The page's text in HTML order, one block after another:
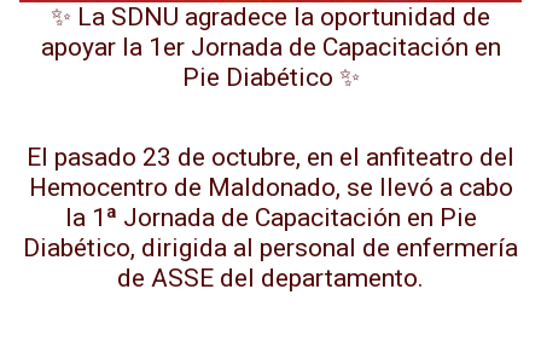
✨ La SDNU agradece la oportunidad de
apoyar la 1er Jornada de Capacitación en
Pie Diabético ✨
El pasado 23 de octubre, en el anfiteatro del
Hemocentro de Maldonado, se llevó a cabo
la 1ª Jornada de Capacitación en Pie
Diabético, dirigida al personal de enfermería
de ASSE del departamento.